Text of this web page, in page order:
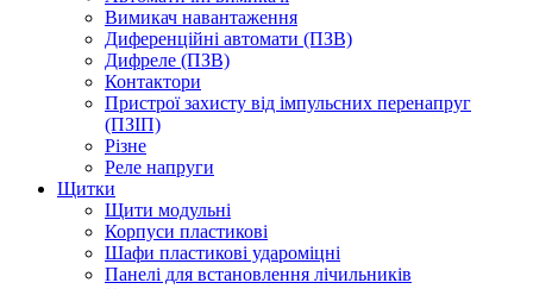
Вимикач навантаження
Диференційні автомати (ПЗВ)
Дифреле (ПЗВ)
Контактори
Пристрої захисту від імпульсних перенапруг
(ПЗІП)
Різне
Реле напруги
Щитки
Щити модульні
Корпуси пластикові
Шафи пластикові удароміцні
Панелі для встановлення лічильників